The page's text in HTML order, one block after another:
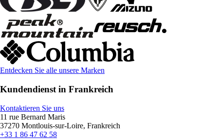
Entdecken Sie alle unsere Marken
Kundendienst in Frankreich
Kontaktieren Sie uns
11 rue Bernard Maris
37270 Montlouis-sur-Loire, Frankreich
+33 1 86 47 62 58